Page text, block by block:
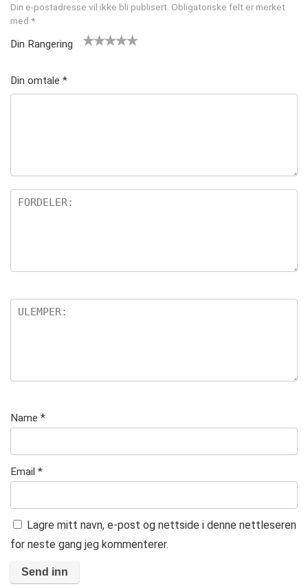
Din e-postadresse vil ikke bli publisert. Obligatoriske felt er merket
med *
Din Rangering
5
stjer
er
Din omtale *
Name *
Email *
Lagre mitt navn, e-post og nettside i denne nettleseren
for neste gang jeg kommenterer.